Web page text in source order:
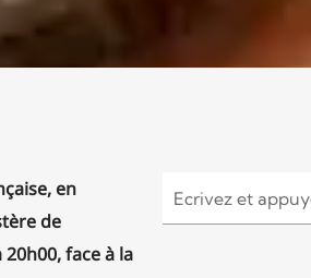
en
de
20h00, face à la